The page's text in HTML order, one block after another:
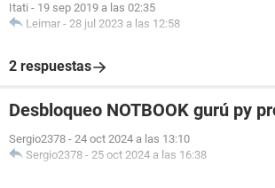
Itati - 19 sep 2019 a las 02:35
Leimar - 28 jul 2023 a las 12:58
2 respuestas
Desbloqueo NOTBOOK gurú py
Sergio2378 - 24 oct 2024 a las 13:10
Sergio2378 - 25 oct 2024 a las 16:38